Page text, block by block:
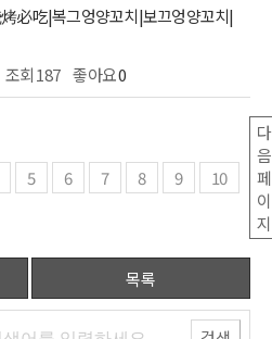
조회 187 좋아요0
5 6 7 8 9
10
지
목록